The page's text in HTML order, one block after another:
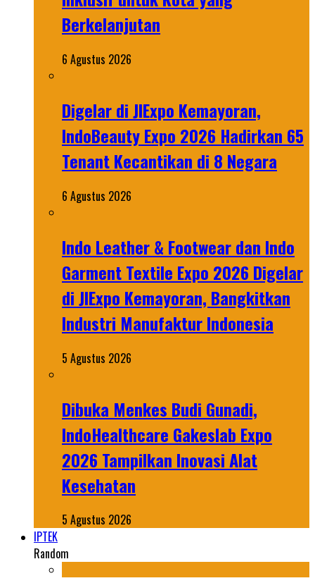
Berkelanjutan
6 Agustus 2026
Digelar di JIExpo Kemayoran,
IndoBeauty Expo 2026 Hadirkan 65
Tenant Kecantikan di 8 Negara
6 Agustus 2026
Indo Leather & Footwear dan Indo
Garment Textile Expo 2026 Digelar
di JIExpo Kemayoran, Bangkitkan
Industri Manufaktur Indonesia
5 Agustus 2026
Dibuka Menkes Budi Gunadi,
IndoHealthcare Gakeslab Expo
2026 Tampilkan Inovasi Alat
Kesehatan
5 Agustus 2026
IPTEK
Random